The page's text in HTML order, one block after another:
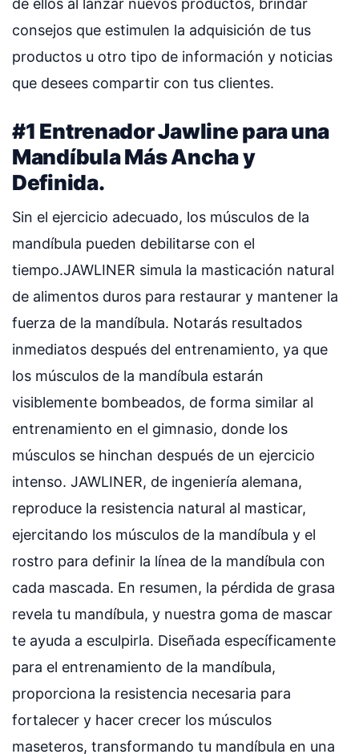
de ellos al lanzar nuevos productos, brindar
consejos que estimulen la adquisición de tus
productos u otro tipo de información y noticias
que desees compartir con tus clientes.
#1 Entrenador Jawline para una
Mandíbula Más Ancha y
Definida.
Sin el ejercicio adecuado, los músculos de la
mandíbula pueden debilitarse con el
tiempo.JAWLINER simula la masticación natural
de alimentos duros para restaurar y mantener la
fuerza de la mandíbula. Notarás resultados
inmediatos después del entrenamiento, ya que
los músculos de la mandíbula estarán
visiblemente bombeados, de forma similar al
entrenamiento en el gimnasio, donde los
músculos se hinchan después de un ejercicio
intenso. JAWLINER, de ingeniería alemana,
reproduce la resistencia natural al masticar,
ejercitando los músculos de la mandíbula y el
rostro para definir la línea de la mandíbula con
cada mascada. En resumen, la pérdida de grasa
revela tu mandíbula, y nuestra goma de mascar
te ayuda a esculpirla. Diseñada específicamente
para el entrenamiento de la mandíbula,
proporciona la resistencia necesaria para
fortalecer y hacer crecer los músculos
maseteros, transformando tu mandíbula en una